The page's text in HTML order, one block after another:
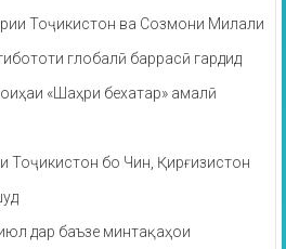
Тоҷикистон ва Созмони Милали
глобалӣ баррасӣ гардид
«Шаҳри бехатар» амалӣ
Тоҷикистон бо Чин, Қирғизистон
дар баъзе минтақаҳои